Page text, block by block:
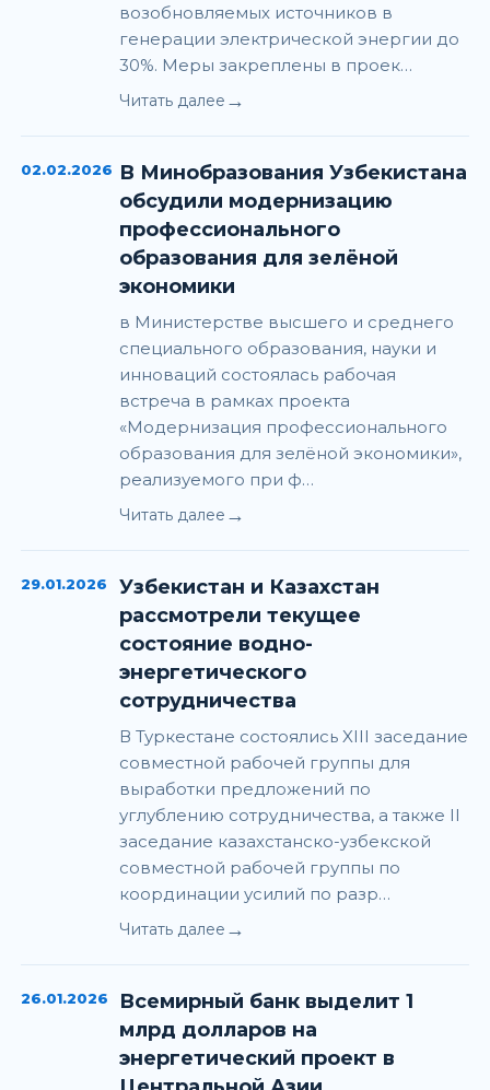
возобновляемых источников в
генерации электрической энергии до
30%. Меры закреплены в проек…
Читать далее →
02.02.2026 В Минобразования Узбекистана
обсудили модернизацию
профессионального
образования для зелёной
экономики
в Министерстве высшего и среднего
специального образования, науки и
инноваций состоялась рабочая
встреча в рамках проекта
«Модернизация профессионального
образования для зелёной экономики»,
реализуемого при ф…
Читать далее →
29.01.2026
Узбекистан и Казахстан
рассмотрели текущее
состояние водно-
энергетического
сотрудничества
В Туркестане состоялись XIII заседание
совместной рабочей группы для
выработки предложений по
углублению сотрудничества, а также II
заседание казахстанско-узбекской
совместной рабочей группы по
координации усилий по разр…
Читать далее →
26.01.2026
Всемирный банк выделит 1
млрд долларов на
энергетический проект в